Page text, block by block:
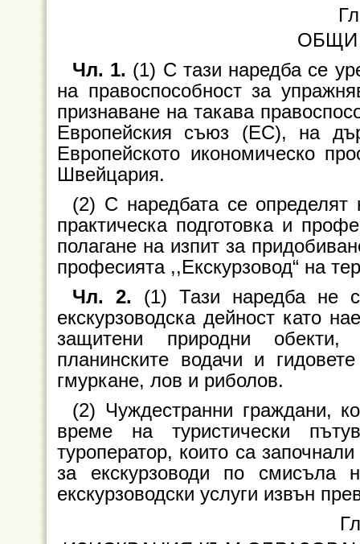
ОБЩИ
Чл. 1. (1) С тази наредба се
на правоспособност за
признаване на такава
Европейския съюз (ЕС), на
Европейското икономическо
Швейцария.
(2) С наредбата се определят
практическа подготовка и
полагане на изпит за
професията ,,Екскурзовод“ на
Чл. 2. (1) Тази наредба не
екскурзоводска дейност като
защитени природни обекти,
планинските водачи и
гмуркане, лов и риболов.
(2) Чуждестранни граждани,
време на туристически
туроператор, които са
за екскурзоводи по смисъла
екскурзоводски услуги извън